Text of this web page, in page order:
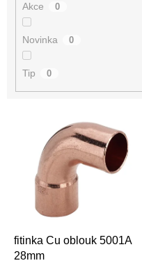
Akce 0
Novinka 0
Tip 0
fitinka Cu oblouk 5001A
28mm